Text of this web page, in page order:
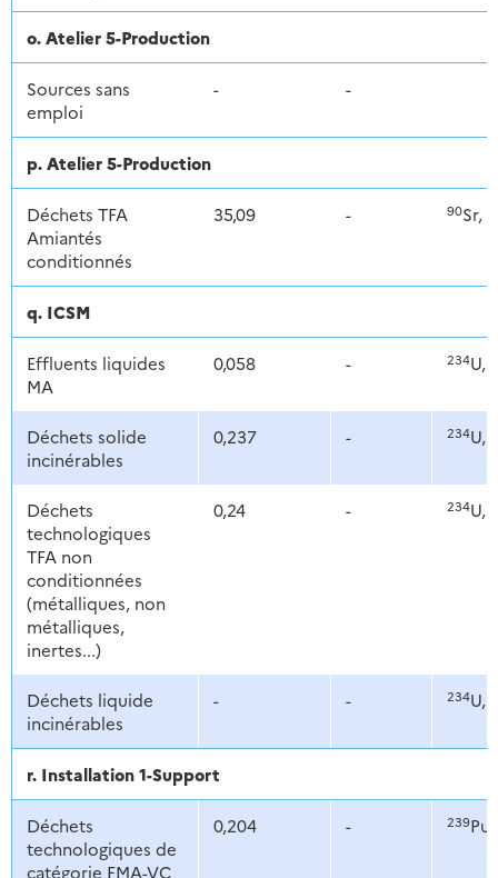
o. Atelier 5-Production
Sources sans
emploi
- -
p. Atelier 5-Production
Déchets TFA
Amiantés
conditionnés
35,09 - 90Sr,
q. ICSM
Effluents liquides
MA
0,058 - 234U,
Déchets solide
incinérables
0,237 - 234U,
Déchets
technologiques
TFA non
conditionnées
(métalliques, non
métalliques,
inertes...)
0,24 - 234U,
Déchets liquide
incinérables
- - 234U,
r. Installation 1-Support
Déchets
technologiques de
catégorie FMA-VC
0,204 - 239Pu,